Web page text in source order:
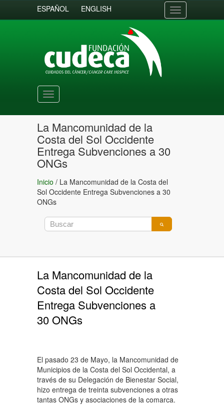
ESPAÑOL ENGLISH
Toggle
navigation
Toggle
navigation
La Mancomunidad de la
Costa del Sol Occidente
Entrega Subvenciones a 30
ONGs
Inicio / La Mancomunidad de la Costa del
Sol Occidente Entrega Subvenciones a 30
ONGs
La Mancomunidad de la
Costa del Sol Occidente
Entrega Subvenciones a
30 ONGs
El pasado 23 de Mayo, la Mancomunidad de
Municipios de la Costa del Sol Occidental, a
través de su Delegación de Bienestar Social,
hizo entrega de treinta subvenciones a otras
tantas ONGs y asociaciones de la comarca.